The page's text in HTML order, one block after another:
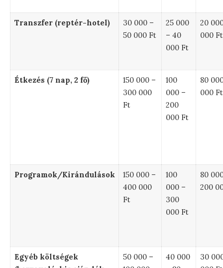
Transzfer (reptér-hotel)
30 000 –
50 000 Ft
25 000
– 40
000 Ft
20
000 Ft
Étkezés (7 nap, 2 fő)
150 000 –
300 000
Ft
100
000 –
200
000 Ft
80
000 Ft
Programok/Kirándulások
150 000 –
400 000
Ft
100
000 –
300
000 Ft
80
200
Egyéb költségek
50 000 –
40 000
30